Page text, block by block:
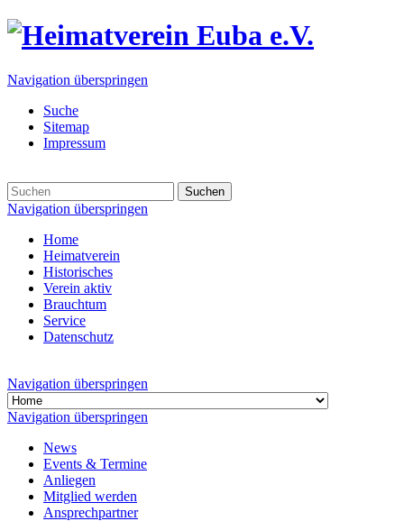
Navigation überspringen
Suche
Sitemap
Impressum
Suchen
Navigation überspringen
Home
Heimatverein
Historisches
Verein aktiv
Brauchtum
Service
Datenschutz
Navigation überspringen
Navigation überspringen
News
Events & Termine
Anliegen
Mitglied werden
Ansprechpartner